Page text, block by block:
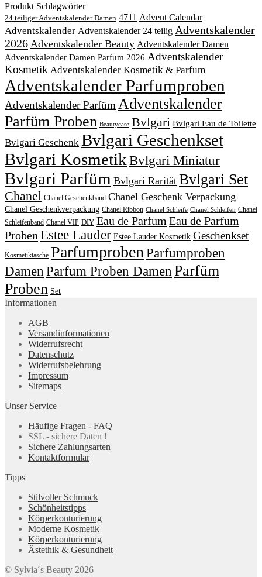
Produkt Schlagwörter
24 teiliger Adventskalender Damen 4711 Advent Calendar
Adventskalender Adventskalender 24 teilig Adventskalender
2026 Adventskalender Beauty Adventskalender Damen
Adventskalender Damen Parfum 2026 Adventskalender
Kosmetik Adventskalender Kosmetik & Parfum
Adventskalender Parfumproben
Adventskalender Parfüm Adventskalender
Parfüm Proben Beautycase Bvlgari Bvlgari Eau de Toilette
Bvlgari Geschenk Bvlgari Geschenkset
Bvlgari KosmetikBvlgari Miniatur
Bvlgari Parfüm Bvlgari Rarität Bvlgari Set
Chanel Chanel Geschenkband Chanel Geschenk Verpackung
Chanel Geschenkverpackung Chanel Ribbon Chanel Schleife Chanel Schleifen Chanel
Schleifenband Chanel VIP DIY Eau de Parfum Eau de Parfum
Proben Estee Lauder Estee Lauder Kosmetik Geschenkset
Kosmetiktasche Parfumproben Parfumproben
Damen Parfum Proben Damen Parfüm
Proben Set
Informationen
AGB
Versandinformationen
Widerrufsrecht
Datenschutz
Widerrufsbelehrung
Impressum
Sitemaps
Unser Service
Häufige Fragen - FAQ
SSL - sichere Daten !
Sichere Zahlungsarten
Kontaktformular
Tipps
Stilvoller Schmuck
Schönheitstipps
Körperkonturierung
Moderne Kosmetik
Körperkonturierung
Ästethik & Gesundheit
© Sylvia´s Beauty 2026